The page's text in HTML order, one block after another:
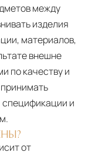
между
изделия
материалов,
внешне
по качеству и
спецификации и
от